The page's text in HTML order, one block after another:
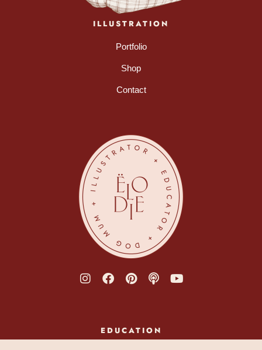
ILLUSTRATION
Portfolio
Shop
Contact
EDUCATION